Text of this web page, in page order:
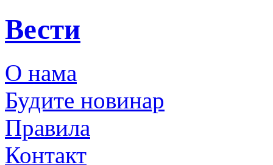
Вести
О нама
Будите новинар
Правила
Контакт